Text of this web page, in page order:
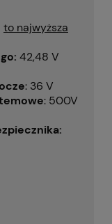
to najwyższa
42,48 V
: 36 V
: 500V